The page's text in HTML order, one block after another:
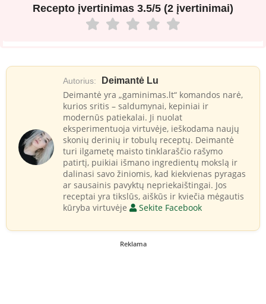
Recepto įvertinimas 3.5/5 (2 įvertinimai)
Autorius: Deimantė Lu
Deimantė yra „gaminimas.lt“ komandos narė,
kurios sritis – saldumynai, kepiniai ir
modernūs patiekalai. Ji nuolat
eksperimentuoja virtuvėje, ieškodama naujų
skonių derinių ir tobulų receptų. Deimantė
turi ilgametę maisto tinklaraščio rašymo
patirtį, puikiai išmano ingredientų mokslą ir
dalinasi savo žiniomis, kad kiekvienas pyragas
ar sausainis pavyktų nepriekaištingai. Jos
receptai yra tikslūs, aiškūs ir kviečia mėgautis
kūryba virtuvėje
Sekite Facebook
Reklama